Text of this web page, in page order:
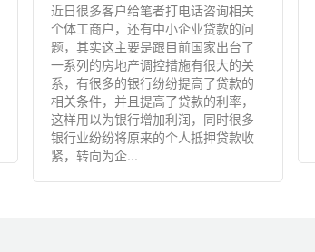
近日很多客户给笔者打电话咨询相关
个体工商户，还有中小企业贷款的问
题，其实这主要是跟目前国家出台了
一系列的房地产调控措施有很大的关
系，有很多的银行纷纷提高了贷款的
相关条件，并且提高了贷款的利率，
这样用以为银行增加利润，同时很多
银行业纷纷将原来的个人抵押贷款收
紧，转向为企...